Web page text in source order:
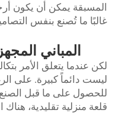
المسبقة يمكن أن يكون
غالبًا ما تُصنع بنفس
المباني
لكن عندما يتعلق الأمر
ليست دائماً كبيرة. على
للحصول على ما قبل الصنع
قلعة منزلية تقليدية،